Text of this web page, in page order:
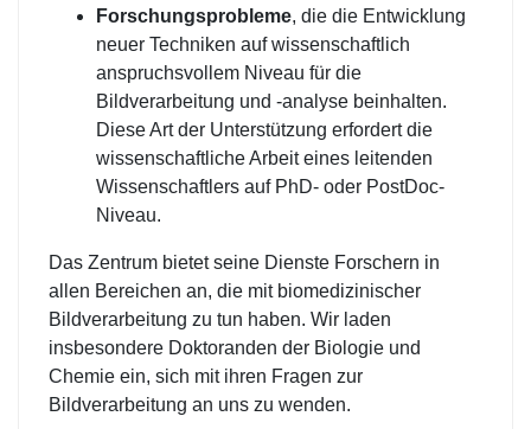
Forschungsprobleme, die die Entwicklung
neuer Techniken auf wissenschaftlich
anspruchsvollem Niveau für die
Bildverarbeitung und -analyse beinhalten.
Diese Art der Unterstützung erfordert die
wissenschaftliche Arbeit eines leitenden
Wissenschaftlers auf PhD- oder PostDoc-
Niveau.
Das Zentrum bietet seine Dienste Forschern in
allen Bereichen an, die mit biomedizinischer
Bildverarbeitung zu tun haben. Wir laden
insbesondere Doktoranden der Biologie und
Chemie ein, sich mit ihren Fragen zur
Bildverarbeitung an uns zu wenden.